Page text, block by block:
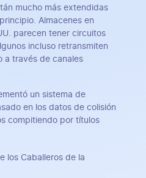
mucho más extendidas
Almacenes en
parecen tener circuitos
incluso retransmiten
a través de canales
un sistema de
en los datos de colisión
compitiendo por títulos
los Caballeros de la